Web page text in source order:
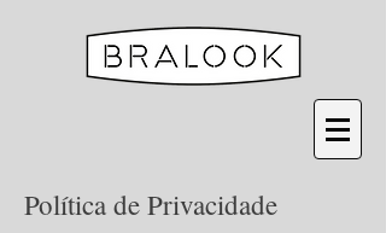
Política de Privacidade